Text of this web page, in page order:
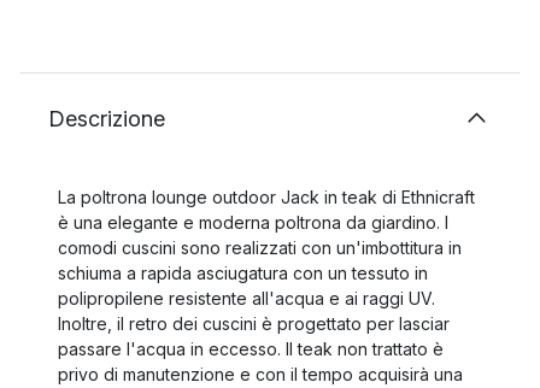
Descrizione
La poltrona lounge outdoor Jack in teak di Ethnicraft
è una elegante e moderna poltrona da giardino. I
comodi cuscini sono realizzati con un'imbottitura in
schiuma a rapida asciugatura con un tessuto in
polipropilene resistente all'acqua e ai raggi UV.
Inoltre, il retro dei cuscini è progettato per lasciar
passare l'acqua in eccesso. Il teak non trattato è
privo di manutenzione e con il tempo acquisirà una